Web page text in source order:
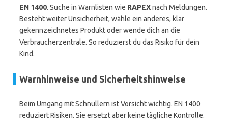
EN 1400. Suche in Warnlisten wie RAPEXnach Meldungen.
Besteht weiter Unsicherheit, wähle ein anderes, klar
gekennzeichnetes Produkt oder wende dich an die
Verbraucherzentrale. So reduzierst du das Risiko für dein
Kind.
Warnhinweise und Sicherheitshinweise
Beim Umgang mit Schnullern ist Vorsicht wichtig. EN 1400
reduziert Risiken. Sie ersetzt aber keine tägliche Kontrolle.